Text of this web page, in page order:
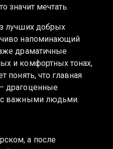
значит мечтать.
лучших добрых
напоминающий
драматичные
и комфортных тонах,
понять, что главная
драгоценные
с важными людьми.
а после